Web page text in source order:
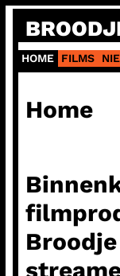
naar
de
inhoud
HOME FILMS
Home